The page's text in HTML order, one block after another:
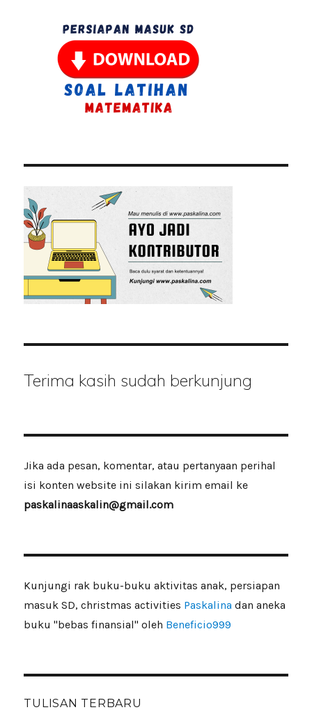
Terima kasih sudah berkunjung
Jika ada pesan, komentar, atau pertanyaan perihal
isi konten website ini silakan kirim email ke
paskalinaaskalin@gmail.com
Kunjungi rak buku-buku aktivitas anak, persiapan
masuk SD, christmas activities Paskalinadan aneka
buku "bebas finansial" oleh Beneficio999
TULISAN TERBARU